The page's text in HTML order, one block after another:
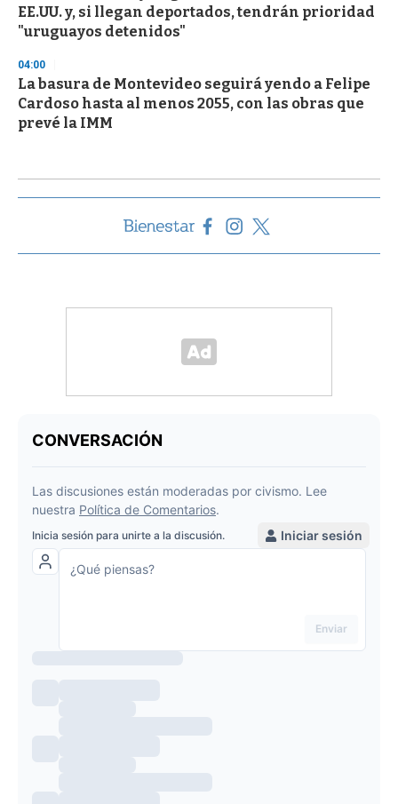
EE.UU. y, si llegan deportados, tendrán prioridad
"uruguayos detenidos"
04:00
La basura de Montevideo seguirá yendo a Felipe
Cardoso hasta al menos 2055, con las obras que
prevé la IMM